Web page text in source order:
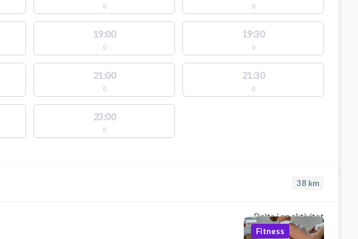
0 0
19:00
0
19:30
0
21:00
0
21:30
0
23:00
0
38 km
Delta i en aktivitet
Fitness